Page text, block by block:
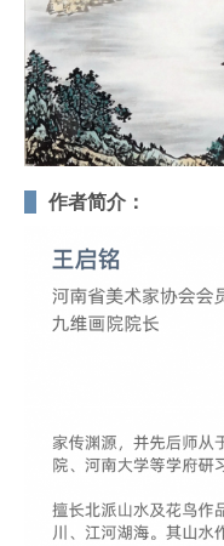
作者简介：